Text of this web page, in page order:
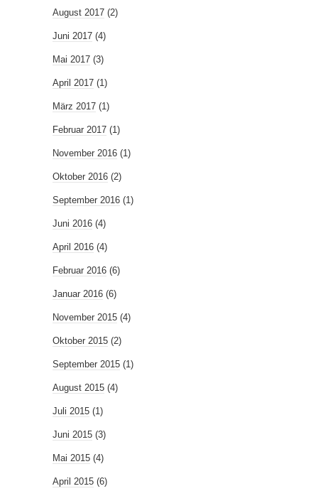
August 2017 (2)
Juni 2017 (4)
Mai 2017 (3)
April 2017 (1)
März 2017 (1)
Februar 2017 (1)
November 2016 (1)
Oktober 2016 (2)
September 2016 (1)
Juni 2016 (4)
April 2016 (4)
Februar 2016 (6)
Januar 2016 (6)
November 2015 (4)
Oktober 2015 (2)
September 2015 (1)
August 2015 (4)
Juli 2015 (1)
Juni 2015 (3)
Mai 2015 (4)
April 2015 (6)